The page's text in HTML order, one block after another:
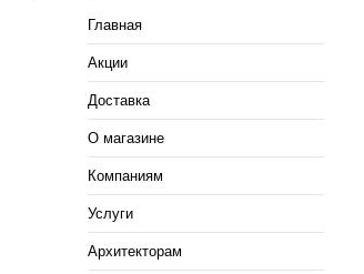
Главная
Акции
Доставка
О магазине
Компаниям
Услуги
Архитекторам